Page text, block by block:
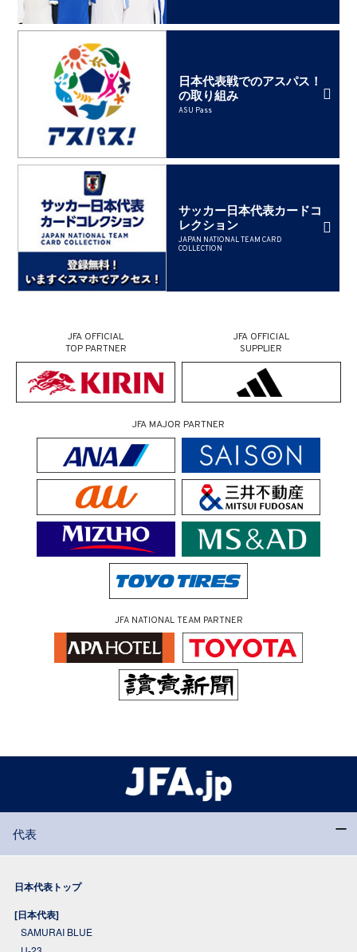
日本代表戦でのアスパス！
の取り組み
ASU Pass
サッカー日本代表カードコ
レクション
JAPAN NATIONAL TEAM CARD
COLLECTION
JFA OFFICIAL
TOP PARTNER
JFA OFFICIAL
SUPPLIER
JFA MAJOR PARTNER
JFA NATIONAL TEAM PARTNER
代表
日本代表トップ
[日本代表]
SAMURAI BLUE